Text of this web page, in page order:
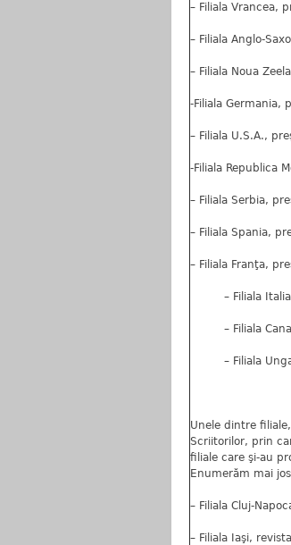
– Filiala Vrancea,
– Filiala Anglo-
– Filiala Noua
-Filiala Germania,
– Filiala U.S.A.,
-Filiala Republica
– Filiala Serbia,
– Filiala Spania,
– Filiala Franţa,
– Filiala
– Filiala
– Filiala
Unele dintre
Scriitorilor, prin
filiale care şi-au
Enumerăm mai
– Filiala Cluj-
– Filiala Iaşi, revista